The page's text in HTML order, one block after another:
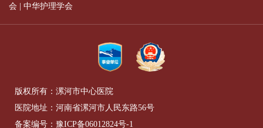
会
中华护理学会
版权所有：漯河市中心医院
医院地址：河南省漯河市人民东路56号
备案编号： 豫ICP备06012824号-1